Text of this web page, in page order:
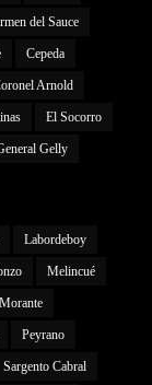
del Sauce
Cepeda
Arnold
El Socorro
Gelly
Labordeboy
Melincué
Peyrano
Sargento Cabral